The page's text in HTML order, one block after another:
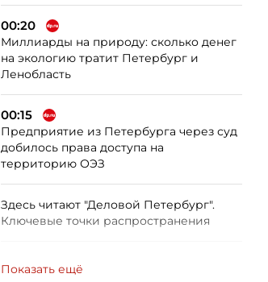
00:20
Миллиарды на природу: сколько денег
на экологию тратит Петербург и
Ленобласть
00:15
Предприятие из Петербурга через суд
добилось права доступа на
территорию ОЭЗ
Здесь читают "Деловой Петербург".
Ключевые точки распространения
Показать ещё